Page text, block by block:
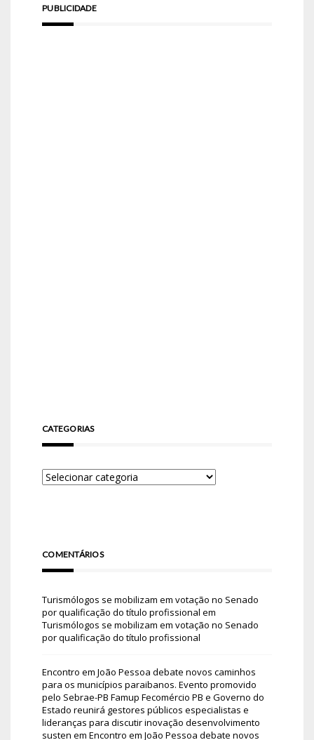
PUBLICIDADE
CATEGORIAS
COMENTÁRIOS
Turismólogos se mobilizam em votação no Senado
por qualificação do título profissional em
Turismólogos se mobilizam em votação no Senado
por qualificação do título profissional
Encontro em João Pessoa debate novos caminhos
para os municípios paraibanos. Evento promovido
pelo Sebrae-PB Famup Fecomércio PB e Governo do
Estado reunirá gestores públicos especialistas e
lideranças para discutir inovação desenvolvimento
susten em Encontro em João Pessoa debate novos